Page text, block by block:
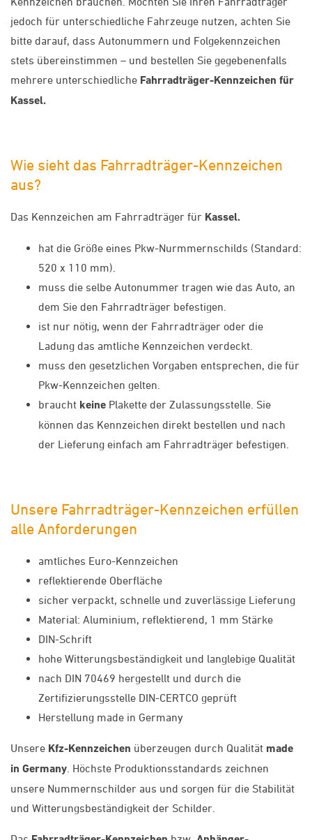
jedoch für unterschiedliche Fahrzeuge nutzen, achten Sie
bitte darauf, dass Autonummern und Folgekennzeichen
stets übereinstimmen – und bestellen Sie gegebenenfalls
mehrere unterschiedliche Fahrradträger-Kennzeichen für
Kassel.
Wie sieht das Fahrradträger-Kennzeichen
aus?
Das Kennzeichen am Fahrradträger für Kassel.
hat die Größe eines Pkw-Nurmmernschilds (Standard:
520 x 110 mm).
muss die selbe Autonummer tragen wie das Auto, an
dem Sie den Fahrradträger befestigen.
ist nur nötig, wenn der Fahrradträger oder die
Ladung das amtliche Kennzeichen verdeckt.
muss den gesetzlichen Vorgaben entsprechen, die für
Pkw-Kennzeichen gelten.
braucht keine Plakette der Zulassungsstelle. Sie
können das Kennzeichen direkt bestellen und nach
der Lieferung einfach am Fahrradträger befestigen.
Unsere Fahrradträger-Kennzeichen erfüllen
alle Anforderungen
amtliches Euro-Kennzeichen
reflektierende Oberfläche
sicher verpackt, schnelle und zuverlässige Lieferung
Material: Aluminium, reflektierend, 1 mm Stärke
DIN-Schrift
hohe Witterungsbeständigkeit und langlebige Qualität
nach DIN 70469 hergestellt und durch die
Zertifizierungsstelle DIN-CERTCO geprüft
Herstellung made in Germany
Unsere Kfz-Kennzeichen überzeugen durch Qualität made
in Germany . Höchste Produktionsstandards zeichnen
unsere Nummernschilder aus und sorgen für die Stabilität
und Witterungsbeständigkeit der Schilder.